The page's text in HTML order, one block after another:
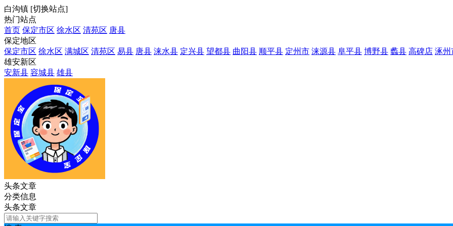
白沟镇 [切换站点]
热门站点
首页 保定市区 徐水区 清苑区 唐县
保定地区
保定市区 徐水区 满城区 清苑区 易县 唐县 涞水县 定兴县 望都县 曲阳县 顺平县 定州市 涞源县 阜平县 博野县 蠡县 高碑店 涿州
雄安新区
安新县 容城县 雄县
头条文章
分类信息
头条文章